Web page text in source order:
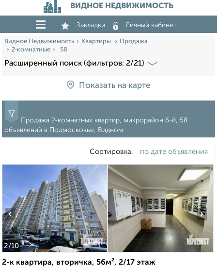
ВИДНОЕ НЕДВИЖИМОСТЬ
Закладки Личный кабинет
Видное Недвижимость Квартиры
Продажа
2‑комнатные
58
Расширенный поиск (фильтров: 2/21)
Показать на карте
Продажа 2‑комнатных квартир, микрорайон 6-й, 58
объявлений в Подмосковье, Видном
Сортировка:
2/10
‹ ›
2-к квартира, вторичка, 56м², 2/17 этаж